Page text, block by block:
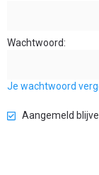
Wachtwoord
Je wachtwoord
Aangemeld